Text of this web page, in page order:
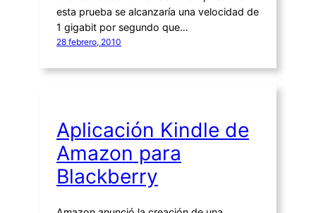
esta prueba se alcanzaría una velocidad de
1 gigabit por segundo que…
28 febrero, 2010
Aplicación Kindle de
Amazon para
Blackberry